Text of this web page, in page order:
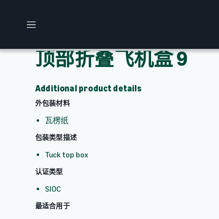
M
n顶部折叠飞机盒 9
Additional product details
外包装材料
瓦楞纸
包装类型描述
Tuck top box
认证类型
SIOC
最适合用于